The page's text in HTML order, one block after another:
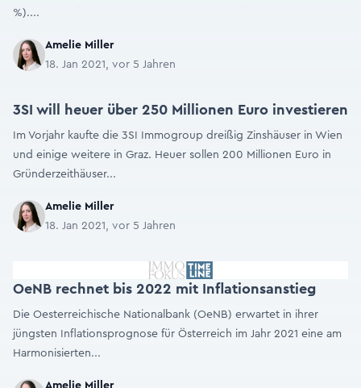
%)....
Amelie Miller
18. Jan 2021, vor 5 Jahren
3SI will heuer über 250 Millionen Euro investieren
Im Vorjahr kaufte die 3SI Immogroup dreißig Zinshäuser in Wien
und einige weitere in Graz. Heuer sollen 200 Millionen Euro in
Gründerzeithäuser...
Amelie Miller
18. Jan 2021, vor 5 Jahren
OeNB rechnet bis 2022 mit Inflationsanstieg
Die Oesterreichische Nationalbank (OeNB) erwartet in ihrer
jüngsten Inflationsprognose für Österreich im Jahr 2021 eine am
Harmonisierten...
Amelie Miller